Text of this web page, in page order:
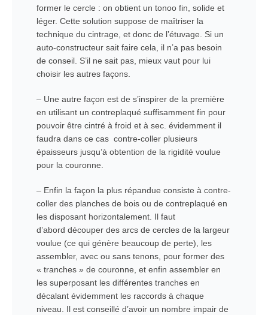
former le cercle : on obtient un tonoo fin, solide et
léger. Cette solution suppose de maîtriser la
technique du cintrage, et donc de l’étuvage. Si un
auto-constructeur sait faire cela, il n’a pas besoin
de conseil. S’il ne sait pas, mieux vaut pour lui
choisir les autres façons.
– Une autre façon est de s’inspirer de la première
en utilisant un contreplaqué suffisamment fin pour
pouvoir être cintré à froid et à sec. évidemment il
faudra dans ce cas contre-coller plusieurs
épaisseurs jusqu’à obtention de la rigidité voulue
pour la couronne.
– Enfin la façon la plus répandue consiste à contre-
coller des planches de bois ou de contreplaqué en
les disposant horizontalement. Il faut
d’abord découper des arcs de cercles de la largeur
voulue (ce qui génère beaucoup de perte), les
assembler, avec ou sans tenons, pour former des
« tranches » de couronne, et enfin assembler en
les superposant les différentes tranches en
décalant évidemment les raccords à chaque
niveau. Il est conseillé d’avoir un nombre impair de